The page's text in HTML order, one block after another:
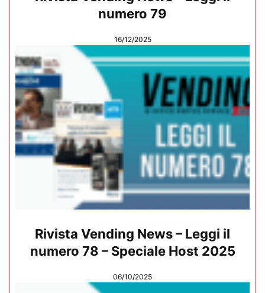
numero 79
16/12/2025
Rivista Vending News – Leggi il
numero 78 – Speciale Host 2025
06/10/2025